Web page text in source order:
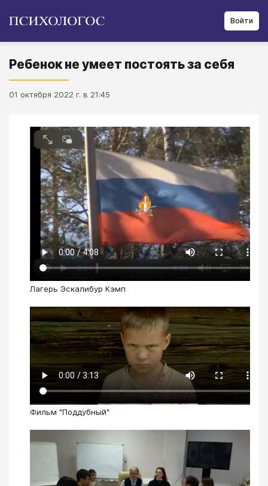
Войти
Ребенок не умеет постоять за себя
01 октября 2022 г. в 21:45
Лагерь Эскалибур Кэмп
Фильм "Поддубный"